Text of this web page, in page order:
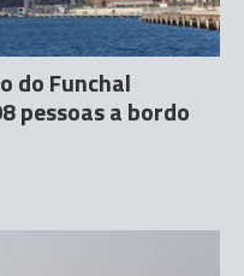
do Funchal
pessoas a bordo